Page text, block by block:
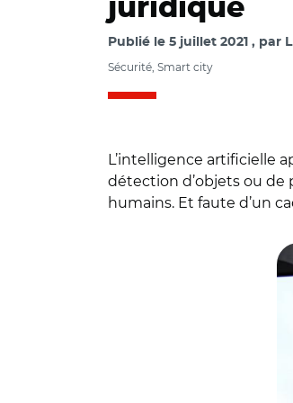
juridique
Publié le 5 juillet 2021 par
Sécurité, Smart city
L’intelligence artificielle
détection d’objets ou de
humains. Et faute d’un